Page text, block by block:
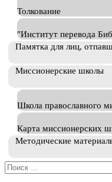
Толкование
"Институт перевода
Памятка для лиц,
Миссионерские школы
Школа православного
Карта миссионерских
Методические
Искать: